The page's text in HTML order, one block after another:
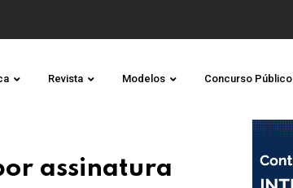
Revista Modelos Concurso Público
assinatura